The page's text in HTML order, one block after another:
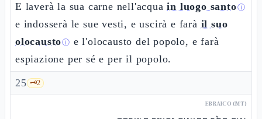
E laverà la sua carne nell'acquain luogo santoⓘ
e indosserà le sue vesti, e uscirà e farà il suo
olocaustoⓘ e l'olocausto del popolo, e farà
espiazione per sé e per il popolo.
25 🗝️2
EBRAICO (MT)